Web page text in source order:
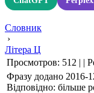
Словник
›
Літера Ц
Просмотров: 512 | |
Фразу додано 2016-
Відповідно: більше